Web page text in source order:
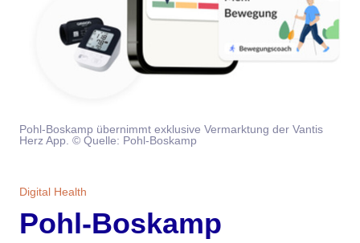
Marketing
Branche
Digital Health
Magazin
Aktuelle Ausgabe
Abonnement
Werben
Pohl-Boskamp übernimmt exklusive Vermarktung der Vantis
Herz App. © Quelle: Pohl-Boskamp
Digital Health
Pohl-Boskamp